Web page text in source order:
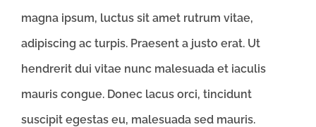
magna ipsum, luctus sit amet rutrum vitae,
adipiscing ac turpis. Praesent a justo erat. Ut
hendrerit dui vitae nunc malesuada et iaculis
mauris congue. Donec lacus orci, tincidunt
suscipit egestas eu, malesuada sed mauris.